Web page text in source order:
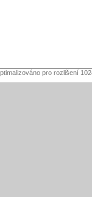
pro rozlišení